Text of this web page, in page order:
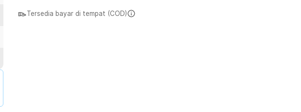
Tersedia bayar di tempat (COD)